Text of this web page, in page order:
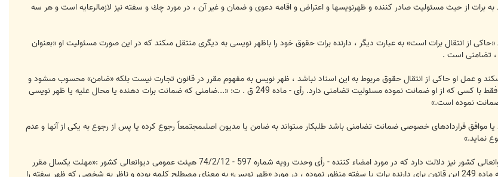
، مقررات مربوط به برات از حيث مسئوليت صادر كننده و ظهرنويسها و اعتراض و اقامه دعوى و ضمان و غير آن ، در مورد چك و سفته نيز لازم‏الرعايه است و هر سه
245 - 246 - 247 همان قانون «حاكى از انتقال برات است» به عبارت ديگر ، دارنده برات حقوق خود را باظهر نويسى به ديگرى منتقل مى‏كند كه در اين صورت مسئوليت او «بعنوان
، تضامنى است .
و عمل او حاكى از انتقال حقوق مربوط به اين اسناد نباشد ، ظهر نويس به مفهوم مقرر در قانون تجارت نيست بلكه «ضامن» محسوب مى‏شود و
طبق قسمت آخر ماده 249 و ماده 403 قانون تجارت فقط با كسى كه از او ضمانت نموده مسئوليت تضامنى دارد. رأى‏ - ماده 249 ق . ت: «...ضامنى كه ضمانت برات دهنده يا محال عليه يا ظهر نويسى
نموده است.»
يا موافق قراردادهاى خصوصى ضمانت تضامنى باشد طلبكار مى‏تواند به ضامن يا مديون اصلى‏مجتمعاً رجوع كرده يا پس از رجوع به يكى از آنها و عدم
نمايد.»
وحدت رويه شماره 597 -74/2/12 هيئت عمومى ديوانعالى كشور نيز دلالت دارد كه در مورد امضاء كننده‏ - رأى وحدت رويه شماره 597 - 74/2/12 هيئت عمومى ديوانعالى كشور :«مهلت يكسال مقرر